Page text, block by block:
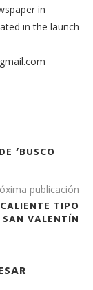
in
in the launch
‘BUSCO
publicación
TIPO
VALENTÍN